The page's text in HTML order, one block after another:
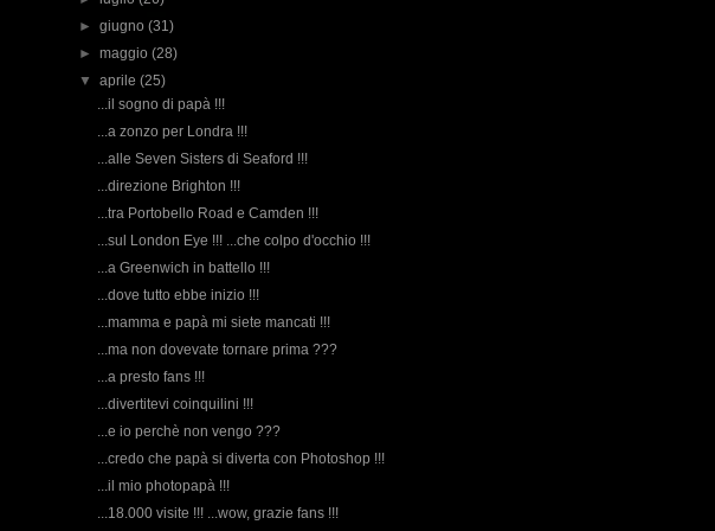
►giugno(31)
►maggio(28)
▼aprile(25)
...il sogno di papà !!!
...a zonzo per Londra !!!
...alle Seven Sisters di Seaford !!!
...direzione Brighton !!!
...tra Portobello Road e Camden !!!
...sul London Eye !!! ...che colpo d'occhio !!!
...a Greenwich in battello !!!
...dove tutto ebbe inizio !!!
...mamma e papà mi siete mancati !!!
...ma non dovevate tornare prima ???
...a presto fans !!!
...divertitevi coinquilini !!!
...e io perchè non vengo ???
...credo che papà si diverta con Photoshop !!!
...il mio photopapà !!!
...18.000 visite !!! ...wow, grazie fans !!!